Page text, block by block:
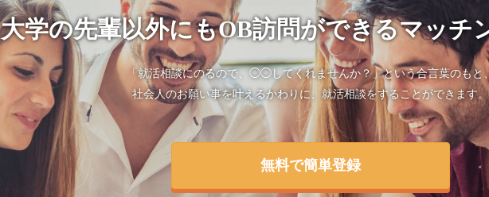
大学の先輩以外にもOB訪問ができるマッチ
「就活相談にのるので、◯◯してくれませんか？」という合言葉のもと
社会人のお願い事を叶えるかわりに、就活相談をすることができます。
無料で簡単登録